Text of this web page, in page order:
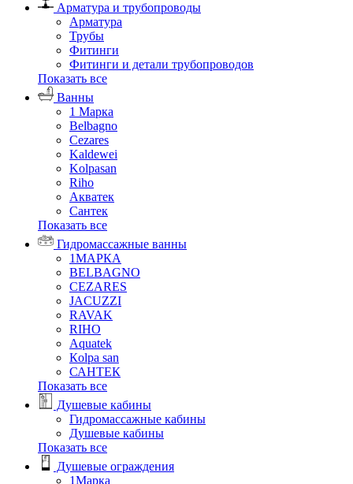
Арматура и трубопроводы
Арматура
Трубы
Фитинги
Фитинги и детали трубопроводов
Показать все
Ванны
1 Марка
Belbagno
Cezares
Kaldewei
Kolpasan
Riho
Акватек
Сантек
Показать все
Гидромассажные ванны
1МАРКА
BELBAGNO
CEZARES
JACUZZI
RAVAK
RIHO
Аquatek
Кolpa san
САНТЕК
Показать все
Душевые кабины
Гидромассажные кабины
Душевые кабины
Показать все
Душевые ограждения
1Марка